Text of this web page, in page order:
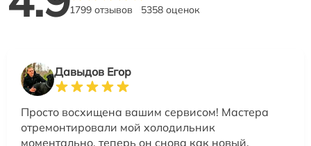
1799 отзывов 5358 оценок
Давыдов Егор
Просто восхищена вашим сервисом! Мастера
отремонтировали мой холодильник
моментально, теперь он снова как новый.